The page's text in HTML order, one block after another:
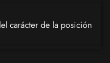
carácter de la posición